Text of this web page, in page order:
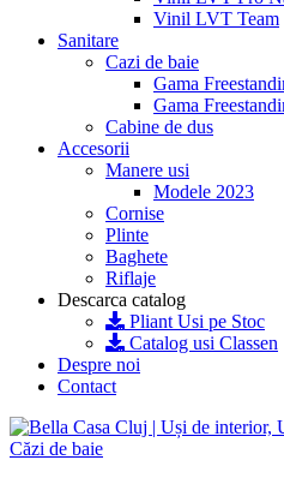
Vinil LVT Team
Sanitare
Cazi de baie
Gama
Gama
Cabine de dus
Accesorii
Manere usi
Modele 2023
Cornise
Plinte
Baghete
Riflaje
Descarca catalog
Pliant Usi pe Stoc
Catalog usi Classen
Despre noi
Contact